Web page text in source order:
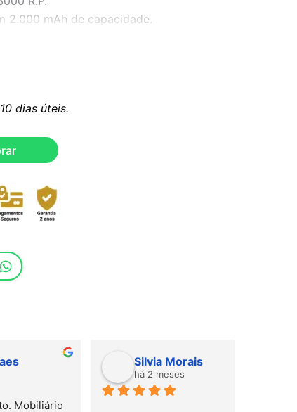
2.000 mAh de capacidade.
70 minutos.
de alto carbono 440C.
ajustáveis de 0,3 a 4 mm.
baixa, mesmo após 2 horas.
dias úteis.
Silvia Morais
há 2 meses